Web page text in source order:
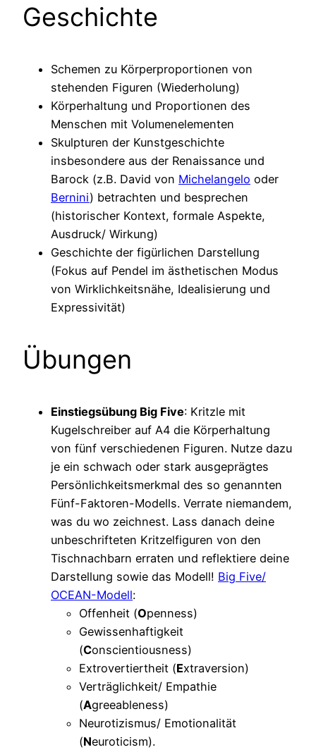
Geschichte
Schemen zu Körperproportionen von
stehenden Figuren (Wiederholung)
Körperhaltung und Proportionen des
Menschen mit Volumenelementen
Skulpturen der Kunstgeschichte
insbesondere aus der Renaissance und
Barock (z.B. David von Michelangelo oder
Bernini) betrachten und besprechen
(historischer Kontext, formale Aspekte,
Ausdruck/ Wirkung)
Geschichte der figürlichen Darstellung
(Fokus auf Pendel im ästhetischen Modus
von Wirklichkeitsnähe, Idealisierung und
Expressivität)
Übungen
Einstiegsübung Big Five: Kritzle mit
Kugelschreiber auf A4 die Körperhaltung
von fünf verschiedenen Figuren. Nutze dazu
je ein schwach oder stark ausgeprägtes
Persönlichkeitsmerkmal des so genannten
Fünf-Faktoren-Modells. Verrate niemandem,
was du wo zeichnest. Lass danach deine
unbeschrifteten Kritzelfiguren von den
Tischnachbarn erraten und reflektiere deine
Darstellung sowie das Modell! Big Five/
OCEAN-Modell:
Offenheit (Openness)
Gewissenhaftigkeit
(Conscientiousness)
Extrovertiertheit (Extraversion)
Verträglichkeit/ Empathie
(Agreeableness)
Neurotizismus/ Emotionalität
(Neuroticism).